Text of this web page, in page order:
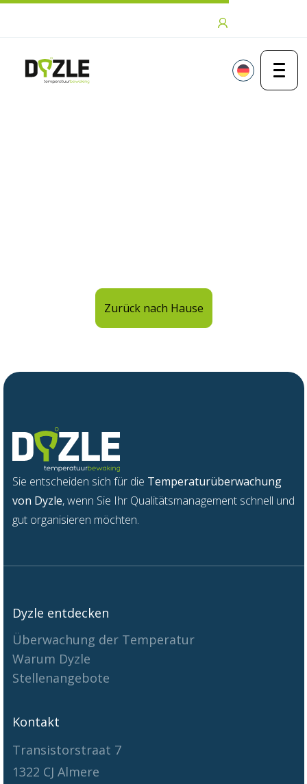
Zurück nach Hause
Sie entscheiden sich für die Temperaturüberwachung
von Dyzle,wenn Sie Ihr Qualitätsmanagement schnell und
gut organisieren möchten.
Dyzle entdecken
Überwachung der Temperatur
Warum Dyzle
Stellenangebote
Kontakt
Transistorstraat 7
1322 CJ Almere